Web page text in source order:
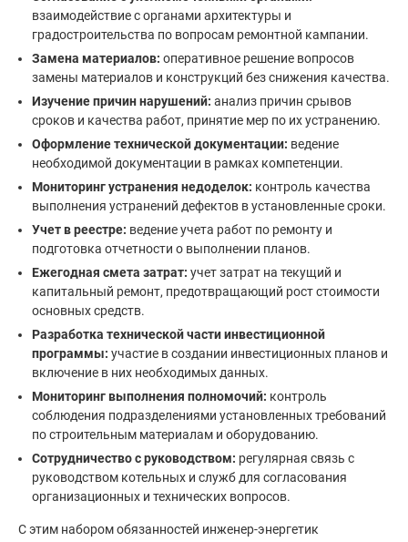
взаимодействие с органами архитектуры и
градостроительства по вопросам ремонтной кампании.
Замена материалов: оперативное решение вопросов
замены материалов и конструкций без снижения качества.
Изучение причин нарушений: анализ причин срывов
сроков и качества работ, принятие мер по их устранению.
Оформление технической документации: ведение
необходимой документации в рамках компетенции.
Мониторинг устранения недоделок: контроль качества
выполнения устранений дефектов в установленные сроки.
Учет в реестре: ведение учета работ по ремонту и
подготовка отчетности о выполнении планов.
Ежегодная смета затрат: учет затрат на текущий и
капитальный ремонт, предотвращающий рост стоимости
основных средств.
Разработка технической части инвестиционной
программы: участие в создании инвестиционных планов и
включение в них необходимых данных.
Мониторинг выполнения полномочий: контроль
соблюдения подразделениями установленных требований
по строительным материалам и оборудованию.
Сотрудничество с руководством: регулярная связь с
руководством котельных и служб для согласования
организационных и технических вопросов.
С этим набором обязанностей инженер-энергетик